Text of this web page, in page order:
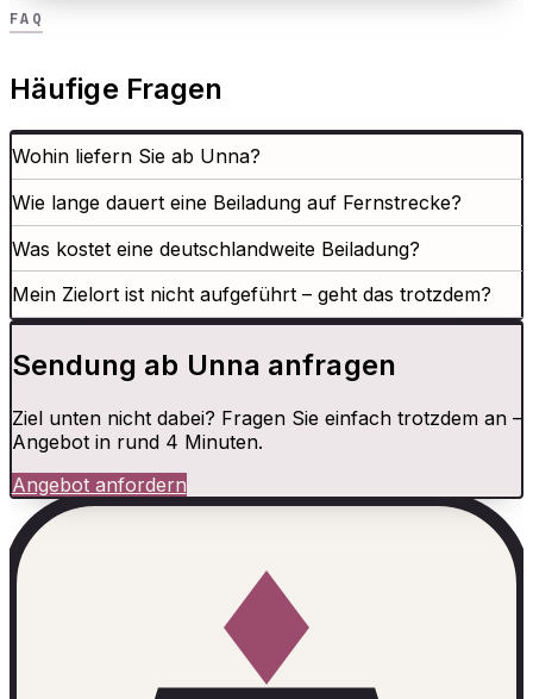
FAQ
Häufige Fragen
Wohin liefern Sie ab Unna?
Wie lange dauert eine Beiladung auf Fernstrecke?
Was kostet eine deutschlandweite Beiladung?
Mein Zielort ist nicht aufgeführt – geht das trotzdem?
Sendung ab Unna anfragen
Ziel unten nicht dabei? Fragen Sie einfach trotzdem an –
Angebot in rund 4 Minuten.
Angebot anfordern